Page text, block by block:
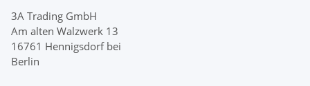
3A Trading GmbH
Am alten Walzwerk 13
16761 Hennigsdorf bei
Berlin